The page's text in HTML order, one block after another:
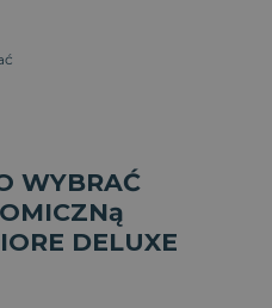
WYBRAĆ
DELUXE